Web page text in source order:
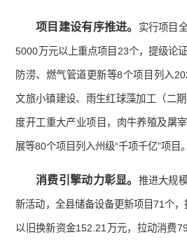
项目建设有序推进。 实行项目
5000万元以上重点项目23个，提级论
防涝、燃气管道更新等8个项目列入
文旅小镇建设、雨生红球藻加工（二
度开工重大产业项目，肉牛养殖及屠
展等80个项目列入州级“千项千亿”项目。
消费引擎动力彰显。 推进大规
新活动，全县储备设备更新项目71个
以旧换新资金152.21万元，拉动消费